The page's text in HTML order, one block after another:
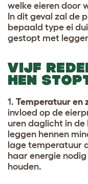
welke eieren door
In dit geval zal de
bepaald type ei
gestopt met
VIJF
HEN
1. Temperatuur en
invloed op de
uren daglicht in
leggen hennen
lage temperatuur
haar energie
houden.